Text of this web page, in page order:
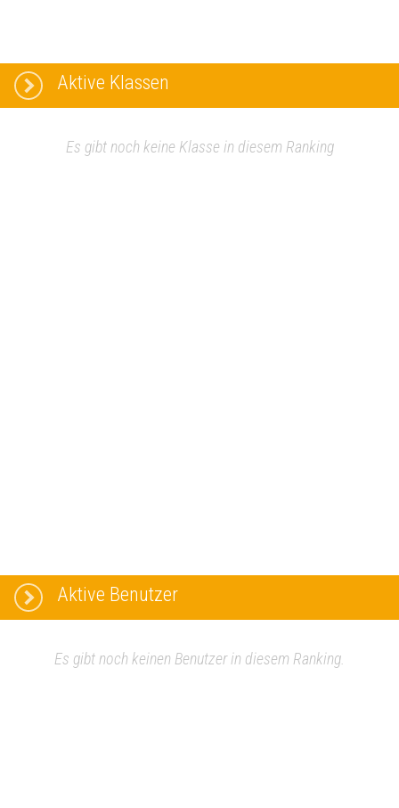
Aktive Klassen
Es gibt noch keine Klasse in diesem Ranking
Aktive Benutzer
Es gibt noch keinen Benutzer in diesem Ranking.